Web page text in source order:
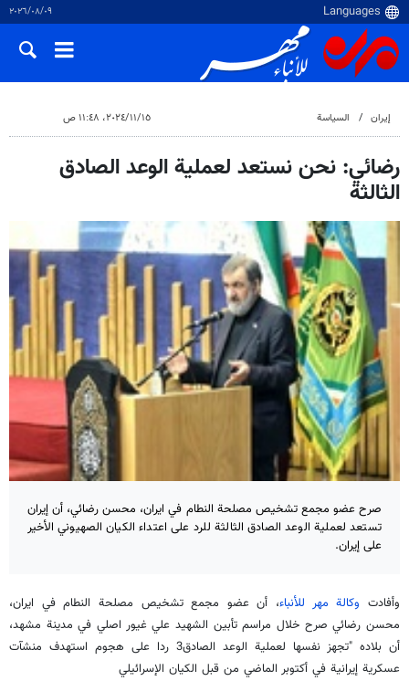
٠٩‏/٠٨‏/٢٠٢٦
إيران السياسة ١٥‏/١١‏/٢٠٢٤، ١١:٤٨ ص
رضائي: نحن نستعد لعملية الوعد الصادق
الثالثة
صرح عضو مجمع تشخيص مصلحة النطام في ايران، محسن رضائي، أن إيران
تستعد لعملية الوعد الصادق الثالثة للرد على اعتداء الكيان الصهيوني الأخير
على إيران.
وأفادت وكالة مهر للأنباء، أن عضو مجمع تشخيص مصلحة النطام في ايران،
محسن رضائي صرح خلال مراسم تأبين الشهيد علي غيور اصلي في مدينة مشهد،
أن بلاده "تجهز نفسها لعملية الوعد الصادق3 ردا على هجوم استهدف منشآت
عسكرية إيرانية في أكتوبر الماضي من قبل الكيان الإسرائيلي